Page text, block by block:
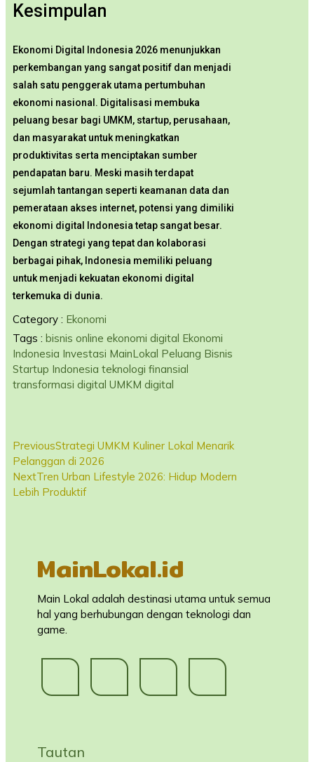
Kesimpulan
Ekonomi Digital Indonesia 2026 menunjukkan
perkembangan yang sangat positif dan menjadi
salah satu penggerak utama pertumbuhan
ekonomi nasional. Digitalisasi membuka
peluang besar bagi UMKM, startup, perusahaan,
dan masyarakat untuk meningkatkan
produktivitas serta menciptakan sumber
pendapatan baru. Meski masih terdapat
sejumlah tantangan seperti keamanan data dan
pemerataan akses internet, potensi yang dimiliki
ekonomi digital Indonesia tetap sangat besar.
Dengan strategi yang tepat dan kolaborasi
berbagai pihak, Indonesia memiliki peluang
untuk menjadi kekuatan ekonomi digital
terkemuka di dunia.
Category : Ekonomi
Tags : bisnis online ekonomi digital Ekonomi
Indonesia Investasi MainLokal Peluang Bisnis
Startup Indonesia teknologi finansial
transformasi digital UMKM digital
PreviousStrategi UMKM Kuliner Lokal Menarik
Pelanggan di 2026
NextTren Urban Lifestyle 2026: Hidup Modern
Lebih Produktif
MainLokal.id
Main Lokal adalah destinasi utama untuk semua
hal yang berhubungan dengan teknologi dan
game.
Tautan